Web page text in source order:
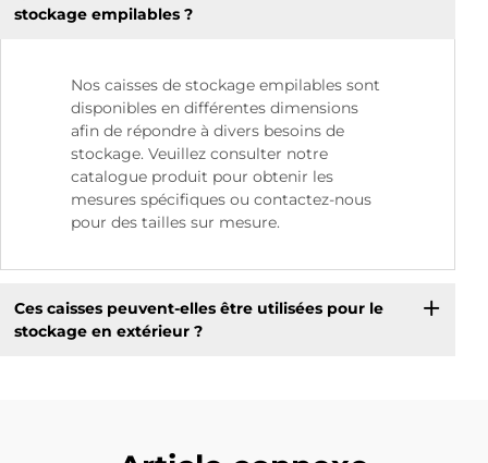
stockage empilables ?
Nos caisses de stockage empilables sont
disponibles en différentes dimensions
afin de répondre à divers besoins de
stockage. Veuillez consulter notre
catalogue produit pour obtenir les
mesures spécifiques ou contactez-nous
pour des tailles sur mesure.
Ces caisses peuvent-elles être utilisées pour le
stockage en extérieur ?